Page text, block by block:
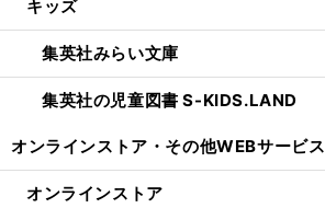
キッズ
集英社みらい文庫
集英社の児童図書 S-KIDS.LAND
オンラインストア・ その他WEBサービス
オンラインストア